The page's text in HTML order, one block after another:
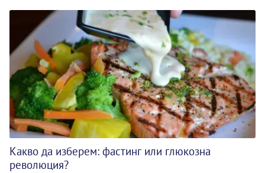
Какво да изберем: фастинг или глюкозна
революция?